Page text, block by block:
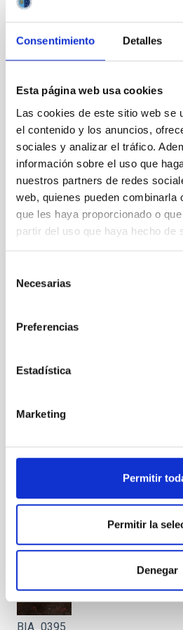
Consentimiento Detalles
Esta página web usa cookies
Las cookies de este sitio web se
el contenido y los anuncios,
sociales y analizar el tráfico.
información sobre el uso que
nuestros partners de redes
web, quienes pueden combinarla
que les haya proporcionado o
partir del uso que haya hecho de
Necesarias
Preferencias
Estadística
Marketing
Permitir
Permitir la
Denegar
BIA_0387
BIA_0387
BIA_0395